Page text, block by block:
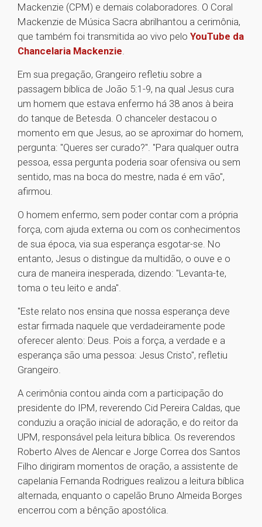
Mackenzie (CPM) e demais colaboradores. O Coral
Mackenzie de Música Sacra abrilhantou a cerimônia,
que também foi transmitida ao vivo pelo YouTube da
Chancelaria Mackenzie.
Em sua pregação, Grangeiro refletiu sobre a
passagem bíblica de João 5:1-9, na qual Jesus cura
um homem que estava enfermo há 38 anos à beira
do tanque de Betesda. O chanceler destacou o
momento em que Jesus, ao se aproximar do homem,
pergunta: "Queres ser curado?". "Para qualquer outra
pessoa, essa pergunta poderia soar ofensiva ou sem
sentido, mas na boca do mestre, nada é em vão",
afirmou.
O homem enfermo, sem poder contar com a própria
força, com ajuda externa ou com os conhecimentos
de sua época, via sua esperança esgotar-se. No
entanto, Jesus o distingue da multidão, o ouve e o
cura de maneira inesperada, dizendo: "Levanta-te,
toma o teu leito e anda".
"Este relato nos ensina que nossa esperança deve
estar firmada naquele que verdadeiramente pode
oferecer alento: Deus. Pois a força, a verdade e a
esperança são uma pessoa: Jesus Cristo", refletiu
Grangeiro.
A cerimônia contou ainda com a participação do
presidente do IPM, reverendo Cid Pereira Caldas, que
conduziu a oração inicial de adoração, e do reitor da
UPM, responsável pela leitura bíblica. Os reverendos
Roberto Alves de Alencar e Jorge Correa dos Santos
Filho dirigiram momentos de oração, a assistente de
capelania Fernanda Rodrigues realizou a leitura bíblica
alternada, enquanto o capelão Bruno Almeida Borges
encerrou com a bênção apostólica.